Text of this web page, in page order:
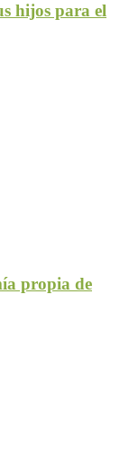
hijos para el
propia de